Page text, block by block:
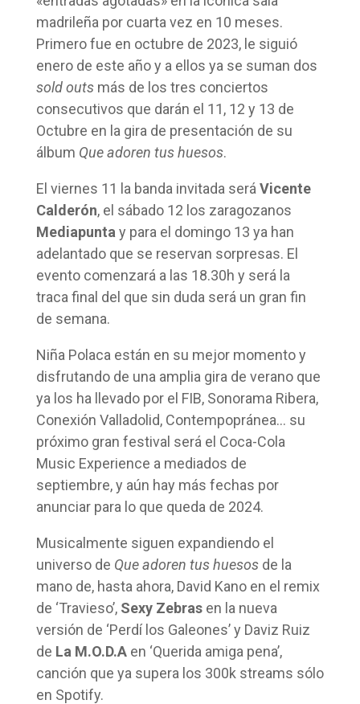
madrileña por cuarta vez en 10 meses.
Primero fue en octubre de 2023, le siguió
enero de este año y a ellos ya se suman dos
sold outsmás de los tres conciertos
consecutivos que darán el 11, 12 y 13 de
Octubre en la gira de presentación de su
álbum Que adoren tus huesos.
El viernes 11 la banda invitada será Vicente
Calderón, el sábado 12 los zaragozanos
Mediapunta y para el domingo 13 ya han
adelantado que se reservan sorpresas. El
evento comenzará a las 18.30h y será la
traca final del que sin duda será un gran fin
de semana.
Niña Polaca están en su mejor momento y
disfrutando de una amplia gira de verano que
ya los ha llevado por el FIB, Sonorama Ribera,
Conexión Valladolid, Contempopránea… su
próximo gran festival será el Coca-Cola
Music Experience a mediados de
septiembre, y aún hay más fechas por
anunciar para lo que queda de 2024.
Musicalmente siguen expandiendo el
universo de Que adoren tus huesosde la
mano de, hasta ahora, David Kano en el remix
de ‘Travieso’, Sexy Zebrasen la nueva
versión de ‘Perdí los Galeones’ y Daviz Ruiz
de La M.O.D.Aen ‘Querida amiga pena’,
canción que ya supera los 300k streams sólo
en Spotify.